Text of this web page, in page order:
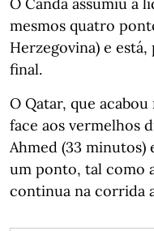
mesmos quatro
Herzegovina) e
final.
O Qatar, que
face aos vermelhos
Ahmed (33 minutos)
um ponto, tal como
continua na corrida